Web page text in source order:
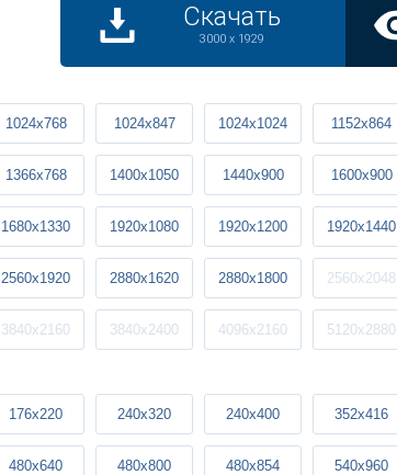
Скачать
3000 x 1929
1024x768 1024x847 1024x1024 1152x864
1366x768 1400x1050 1440x900 1600x900
1680x1330 1920x1080 1920x1200 1920x1440
2560x1920 2880x1620 2880x1800 2560x2048
3840x2160 3840x2400 4096x2160 5120x2880
176x220 240x320 240x400 352x416
480x640 480x800 480x854 540x960